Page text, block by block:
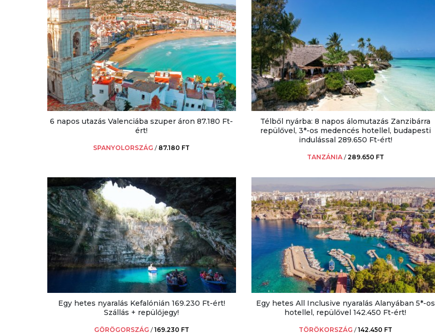
6 napos utazás Valenciába szuper áron 87.180 Ft-
ért!
SPANYOLORSZÁG / 87.180 FT
Télből nyárba: 8 napos álomutazás Zanzibárra
repülővel, 3*-os medencés hotellel, budapesti
indulással 289.650 Ft-ért!
TANZÁNIA /289.650 FT
Egy hetes nyaralás Kefalónián 169.230 Ft-ért!
Szállás + repülőjegy!
GÖRÖGORSZÁG /169.230 FT
Egy hetes All Inclusive nyaralás Alanyában 5*-os
hotellel, repülővel 142.450 Ft-ért!
TÖRÖKORSZÁG /142.450 FT